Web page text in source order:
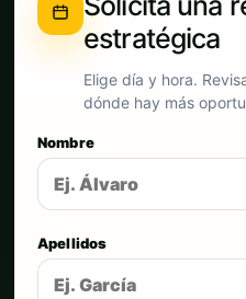
estratégica
Elige día y hora.
dónde hay más
Nombre
Apellidos